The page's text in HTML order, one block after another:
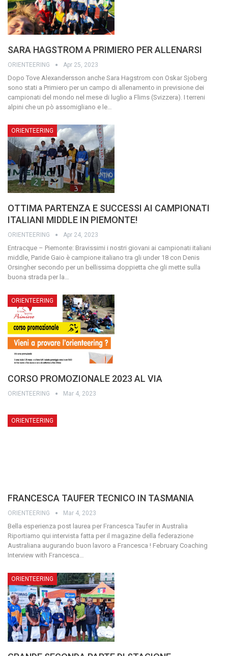
SARA HAGSTROM A PRIMIERO PER ALLENARSI
ORIENTEERING Apr 25, 2023
Dopo Tove Alexandersson anche Sara Hagstrom con Oskar Sjoberg
sono stati a Primiero per un campo di allenamento in previsione dei
campionati del mondo nel mese di luglio a Flims (Svizzera). I terreni
alpini che un pò assomigliano e le…
ORIENTEERING
OTTIMA PARTENZA E SUCCESSI AI CAMPIONATI
ITALIANI MIDDLE IN PIEMONTE!
ORIENTEERING Apr 24, 2023
Entracque – Piemonte: Bravissimi i nostri giovani ai campionati italiani
middle, Paride Gaio è campione italiano tra gli under 18 con Denis
Orsingher secondo per un bellissima doppietta che gli mette sulla
buona strada per la…
ORIENTEERING
CORSO PROMOZIONALE 2023 AL VIA
ORIENTEERING Mar 4, 2023
ORIENTEERING
FRANCESCA TAUFER TECNICO IN TASMANIA
ORIENTEERING Mar 4, 2023
Bella esperienza post laurea per Francesca Taufer in Australia
Riportiamo qui intervista fatta per il magazine della federazione
Australiana augurando buon lavoro a Francesca ! February Coaching
Interview with Francesca…
ORIENTEERING